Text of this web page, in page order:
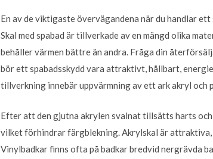
En av de viktigaste övervägandena när du handlar
Skal med spabad är tillverkade av en mängd olika
behåller värmen bättre än andra. Fråga din
bör ett spabadsskydd vara attraktivt, hållbart,
tillverkning innebär uppvärmning av ett ark akryl och
Efter att den gjutna akrylen svalnat tillsätts harts
vilket förhindrar färgblekning. Akrylskal är
Vinylbadkar finns ofta på badkar bredvid nergrävda